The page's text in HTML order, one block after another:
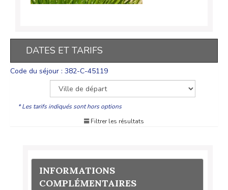
DATES ET TARIFS
Code du séjour : 382-C-45119
* Les tarifs indiqués sont hors options
Filtrer les résultats
INFORMATIONS
COMPLÉMENTAIRES